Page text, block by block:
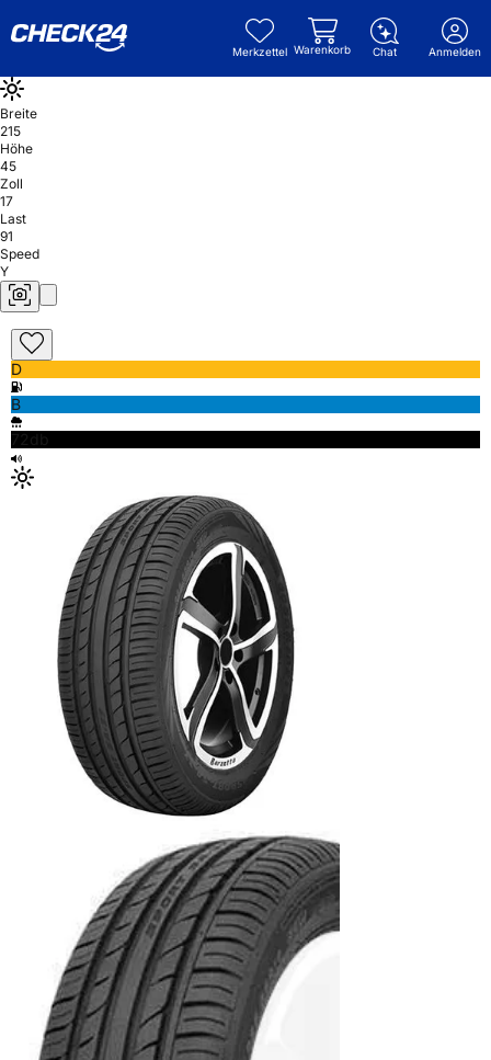
Merkzettel Warenkorb Chat Anmelden
Breite
215
Höhe
45
Zoll
17
Last
91
Speed
Y
D
B
72db